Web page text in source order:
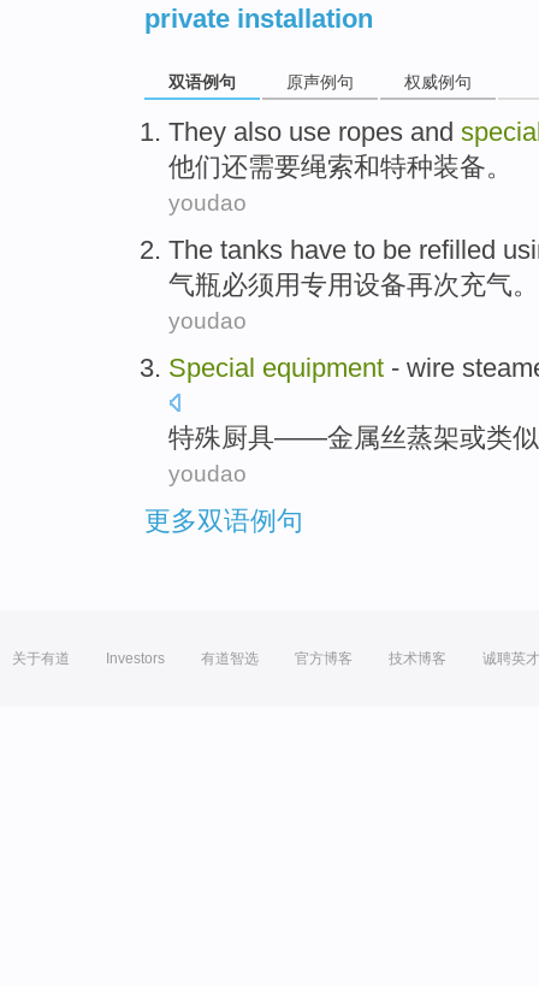
private installation
双语例句 原声例句 权威例句
They also use ropes and
他们还需要绳索和特种装备。
youdao
The tanks have to be refilled
气瓶必须用专用设备再次充气。
youdao
Special equipment - wire
特殊厨具——金属丝蒸架或类似
youdao
更多双语例句
关于有道 Investors 有道智选 官方博客 技术博客 诚聘英才